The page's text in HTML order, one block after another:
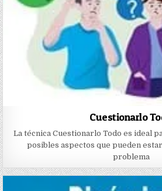
Cuestionarlo
La técnica Cuestionarlo Todo es ideal
posibles aspectos que pueden
problema